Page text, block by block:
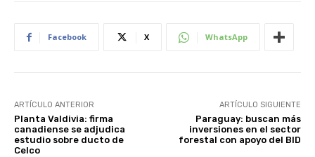
Facebook X WhatsApp
ARTÍCULO ANTERIOR
Planta Valdivia: firma
canadiense se adjudica
estudio sobre ducto de
Celco
ARTÍCULO SIGUIENTE
Paraguay: buscan más
inversiones en el sector
forestal con apoyo del BID